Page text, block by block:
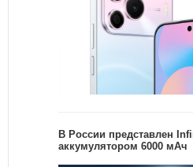
В России представлен
аккумулятором 6000 мАч